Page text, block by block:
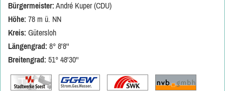
Bürgermeister: André Kuper (CDU)
Höhe: 78 m ü. NN
Kreis: Gütersloh
Längengrad: 8° 8'8''
Breitengrad: 51° 48'30''